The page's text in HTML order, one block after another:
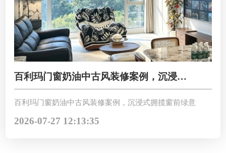
百利玛门窗奶油中古风装修案例，沉浸式
拥揽窗前绿意
百利玛门窗奶油中古风装修案例，沉浸式拥揽窗前绿意
2026-07-27 12:13:35